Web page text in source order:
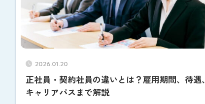
2026.01.20
正社員・契約社員の違いとは？雇用期間、待遇、
キャリアパスまで解説